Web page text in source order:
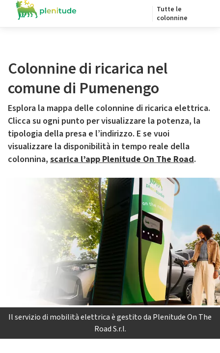
Tutte le
colonnine
Colonnine di ricarica nel
comune di Pumenengo
Esplora la mappa delle colonnine di ricarica elettrica.
Clicca su ogni punto per visualizzare la potenza, la
tipologia della presa e l’indirizzo. E se vuoi
visualizzare la disponibilità in tempo reale della
colonnina, scarica l’app Plenitude On The Road.
Il servizio di mobilità elettrica è gestito da Plenitude On The
Road S.r.l.